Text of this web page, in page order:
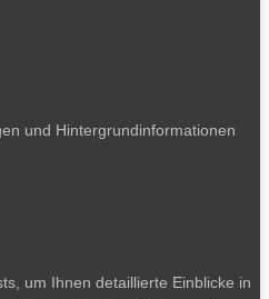
und Hintergrundinformationen
um Ihnen detaillierte Einblicke in